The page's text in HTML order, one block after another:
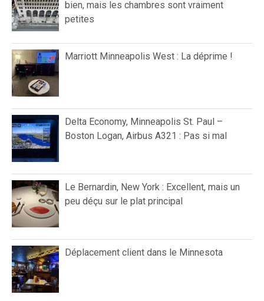
bien, mais les chambres sont vraiment
petites
Marriott Minneapolis West : La déprime !
Delta Economy, Minneapolis St. Paul –
Boston Logan, Airbus A321 : Pas si mal
Le Bernardin, New York : Excellent, mais un
peu déçu sur le plat principal
Déplacement client dans le Minnesota